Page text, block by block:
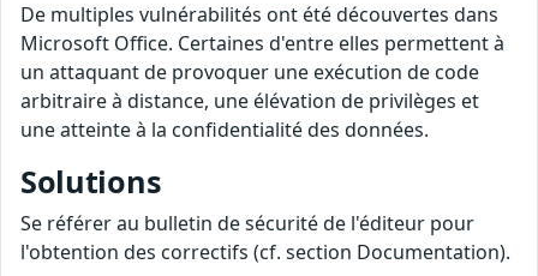
De multiples vulnérabilités ont été découvertes dans
Microsoft Office. Certaines d'entre elles permettent à
un attaquant de provoquer une exécution de code
arbitraire à distance, une élévation de privilèges et
une atteinte à la confidentialité des données.
Solutions
Se référer au bulletin de sécurité de l'éditeur pour
l'obtention des correctifs (cf. section Documentation).